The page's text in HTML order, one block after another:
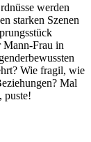
werden
starken Szenen
Mann-Frau in
Wie fragil, wie
Mal
puste!